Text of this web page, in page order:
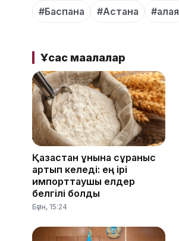
#Баспана #Астана #алаяқ
Ұқсас мақалалар
Қазақстан ұнына сұраныс
артып келеді: ең ірі
импорттаушы елдер
белгілі болды
Бүгін, 15:24